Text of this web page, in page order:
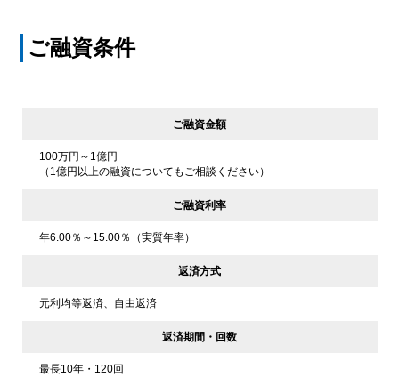
ご融資条件
ご融資金額
100万円～1億円
（1億円以上の融資についてもご相談ください）
ご融資利率
年6.00％～15.00％（実質年率）
返済方式
元利均等返済、自由返済
返済期間・回数
最長10年・120回